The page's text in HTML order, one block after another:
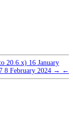
20.6.x) 16 January
8 February 2024 → ←